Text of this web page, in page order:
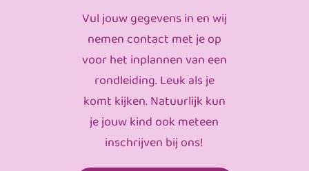
Vul jouw gegevens in en wij
nemen contact met je op
voor het inplannen van een
rondleiding. Leuk als je
komt kijken. Natuurlijk kun
je jouw kind ook meteen
inschrijven bij ons!